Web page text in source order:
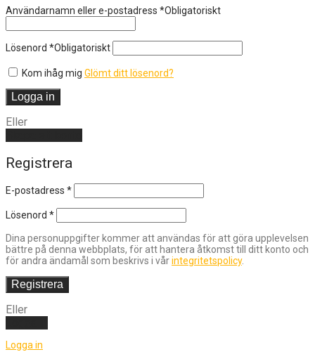
Användarnamn eller e-postadress *Obligatoriskt
Lösenord *Obligatoriskt
Kom ihåg mig Glömt ditt lösenord?
Logga in
Eller
Registrera
E-postadress *
Lösenord *
Dina personuppgifter kommer att användas för att göra upplevelsen
bättre på denna webbplats, för att hantera åtkomst till ditt konto och
för andra ändamål som beskrivs i vårintegritetspolicy.
Registrera
Eller
Logga in